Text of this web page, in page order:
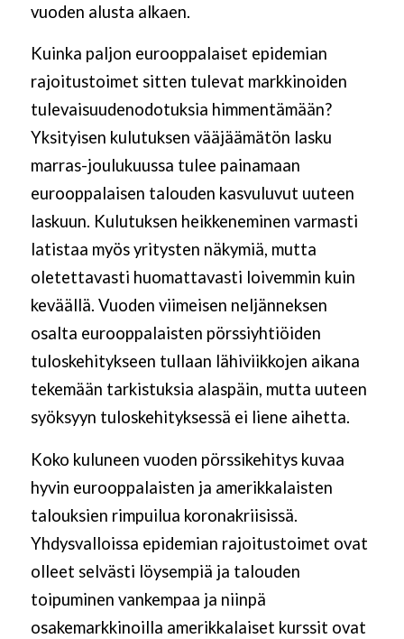
vuoden alusta alkaen.
Kuinka paljon eurooppalaiset epidemian
rajoitustoimet sitten tulevat markkinoiden
tulevaisuudenodotuksia himmentämään?
Yksityisen kulutuksen vääjäämätön lasku
marras-joulukuussa tulee painamaan
eurooppalaisen talouden kasvuluvut uuteen
laskuun. Kulutuksen heikkeneminen varmasti
latistaa myös yritysten näkymiä, mutta
oletettavasti huomattavasti loivemmin kuin
keväällä. Vuoden viimeisen neljänneksen
osalta eurooppalaisten pörssiyhtiöiden
tuloskehitykseen tullaan lähiviikkojen aikana
tekemään tarkistuksia alaspäin, mutta uuteen
syöksyyn tuloskehityksessä ei liene aihetta.
Koko kuluneen vuoden pörssikehitys kuvaa
hyvin eurooppalaisten ja amerikkalaisten
talouksien rimpuilua koronakriisissä.
Yhdysvalloissa epidemian rajoitustoimet ovat
olleet selvästi löysempiä ja talouden
toipuminen vankempaa ja niinpä
osakemarkkinoilla amerikkalaiset kurssit ovat